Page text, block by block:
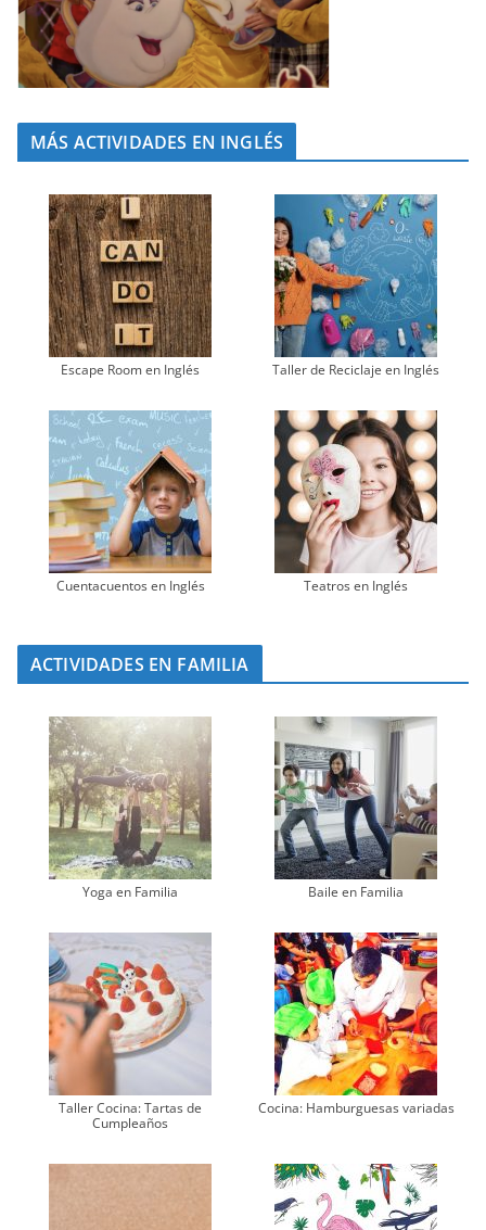
MÁS ACTIVIDADES EN INGLÉS
Escape Room en Inglés Taller de Reciclaje en Inglés
Cuentacuentos en Inglés Teatros en Inglés
ACTIVIDADES EN FAMILIA
Yoga en Familia Baile en Familia
Taller Cocina: Tartas de
Cumpleaños
Cocina: Hamburguesas variadas